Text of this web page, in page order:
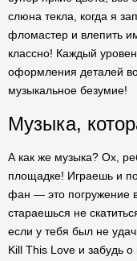
слюна текла, когда я
фломастер и влепить
классно! Каждый
оформления деталей
музыкальное безумие!
Музыка,
А как же музыка? Ох,
площадке! Играешь и
фан — это погружение
стараешься не
если у тебя был не
Kill This Love и забудь